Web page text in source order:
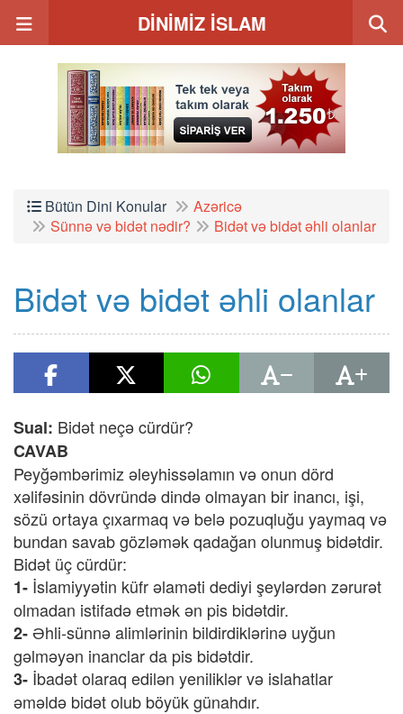
DİNİMİZ İSLAM
Bütün Dini Konular
Azəricə
Sünnə və bidət nədir?
Bidət və bidət əhli olanlar
Bidət və bidət əhli olanlar
Sual: Bidət neçə cürdür?
CAVAB
Peyğəmbərimiz əleyhissəlamın və onun dörd
xəlifəsinin dövründə dində olmayan bir inancı, işi,
sözü ortaya çıxarmaq və belə pozuqluğu yaymaq və
bundan savab gözləmək qadağan olunmuş bidətdir.
Bidət üç cürdür:
1- İslamiyyətin küfr əlaməti dediyi şeylərdən zərurət
olmadan istifadə etmək ən pis bidətdir.
2-Əhli-sünnə alimlərinin bildirdiklərinə uyğun
gəlməyən inanclar da pis bidətdir.
3- İbadət olaraq edilən yeniliklər və islahatlar
əməldə bidət olub böyük günahdır.